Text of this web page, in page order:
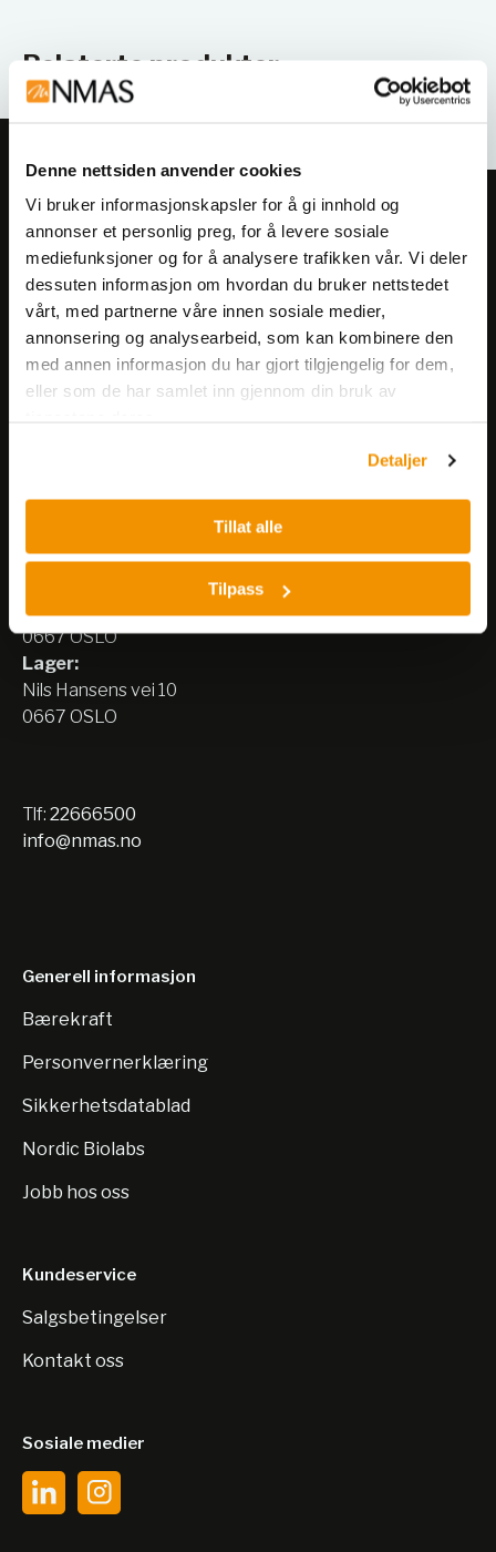
Denne nettsiden anvender cookies
Vi bruker informasjonskapsler for å gi innhold og
annonser et personlig preg, for å levere sosiale
mediefunksjoner og for å analysere trafikken vår. Vi deler
dessuten informasjon om hvordan du bruker nettstedet
vårt, med partnerne våre innen sosiale medier,
annonsering og analysearbeid, som kan kombinere den
med annen informasjon du har gjort tilgjengelig for dem,
eller som de har samlet inn gjennom din bruk av
Detaljer
Tillat alle
Tilpass
Relaterte produkter
Meld deg på vårt nyhetsbrev!
Få informasjon om produkter,
arrangementer og kampanjer.
Meld på nyhetsbrev
Nils Hansens vei 8
0667 OSLO
Lager:
Nils Hansens vei 10
0667 OSLO
Tlf: 22666500
info@nmas.no
Generell informasjon
Bærekraft
Personvernerklæring
Sikkerhetsdatablad
Nordic Biolabs
Jobb hos oss
Kundeservice
Salgsbetingelser
Kontakt oss
Sosiale medier